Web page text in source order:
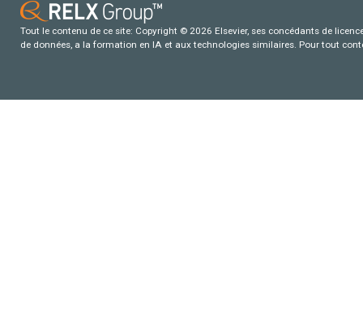
Tout le contenu de ce site: Copyright © 2026 Elsevier, ses concédants de
de données, a la formation en IA et aux technologies similaires. Pour tout